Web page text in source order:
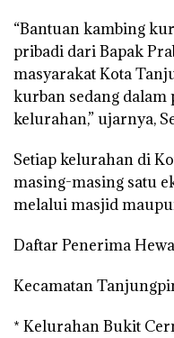
“Bantuan kambing
pribadi dari Bapak
masyarakat Kota
kurban sedang
kelurahan,” ujarnya,
Setiap kelurahan di
masing-masing satu
melalui masjid
Daftar Penerima
Kecamatan
* Kelurahan Bukit